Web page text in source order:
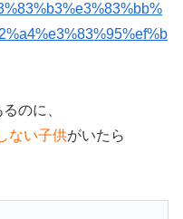
のに、
ない子供がいたら